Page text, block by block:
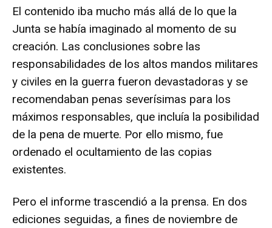
El contenido iba mucho más allá de lo que la
Junta se había imaginado al momento de su
creación. Las conclusiones sobre las
responsabilidades de los altos mandos militares
y civiles en la guerra fueron devastadoras y se
recomendaban penas severísimas para los
máximos responsables, que incluía la posibilidad
de la pena de muerte. Por ello mismo, fue
ordenado el ocultamiento de las copias
existentes.
Pero el informe trascendió a la prensa. En dos
ediciones seguidas, a fines de noviembre de